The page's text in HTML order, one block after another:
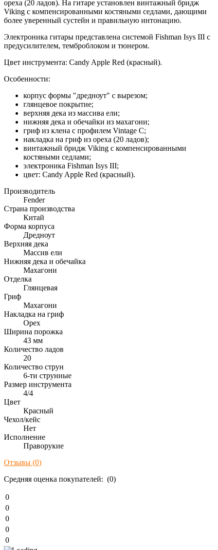
ореха (20 ладов). На гитаре установлен винтажный бридж
Viking с компенсированными костяными седлами, дающими
более уверенный сустейн и правильную интонацию.
Электроника гитары представлена системой Fishman Isys III с
предусилителем, темброблоком и тюнером.
Цвет инструмента: Candy Apple Red (красный).
Особенности:
корпус формы "дредноут" с вырезом;
глянцевое покрытие;
верхняя дека из массива ели;
нижняя дека и обечайки из махагони;
гриф из клена с профилем Vintage C;
накладка на гриф из ореха (20 ладов);
винтажный бридж Viking с компенсированными
костяными седлами;
электроника Fishman Isys III;
цвет: Candy Apple Red (красный).
Производитель
Fender
Страна производства
Китай
Форма корпуса
Дредноут
Верхняя дека
Массив ели
Нижняя дека и обечайка
Махагони
Отделка
Глянцевая
Гриф
Махагони
Накладка на гриф
Орех
Ширина порожка
43 мм
Количество ладов
20
Количество струн
6-ти струнные
Размер инструмента
4/4
Цвет
Красный
Чехол/кейс
Нет
Исполнение
Праворукие
Отзывы (0)
Средняя оценка покупателей: (0)
0
0
0
0
0